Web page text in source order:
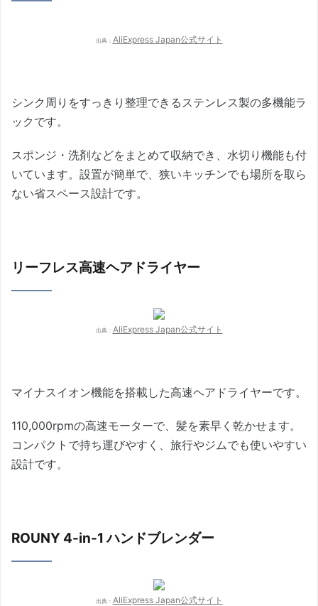
出典： AliExpress Japan公式サイト
シンク周りをすっきり整理できるステンレス製の多機能ラ
ックです。
スポンジ・洗剤などをまとめて収納でき、水切り機能も付
いています。設置が簡単で、狭いキッチンでも場所を取ら
ない省スペース設計です。
リーフレス高速ヘアドライヤー
出典： AliExpress Japan公式サイト
マイナスイオン機能を搭載した高速ヘアドライヤーです。
110,000rpmの高速モーターで、髪を素早く乾かせます。
コンパクトで持ち運びやすく、旅行やジムでも使いやすい
設計です。
ROUNY 4-in-1 ハンドブレンダー
出典： AliExpress Japan公式サイト